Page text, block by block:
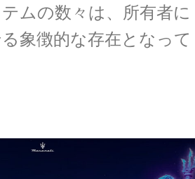
ムの数々は、所有者に
象徴的な存在となって